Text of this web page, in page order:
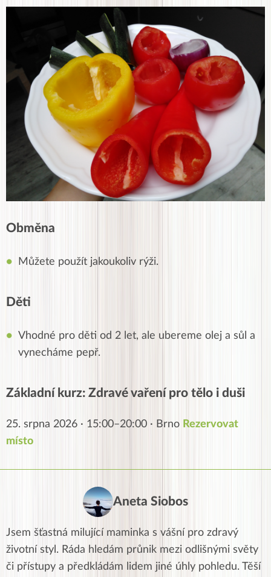
Obměna
Můžete použít jakoukoliv rýži.
Děti
Vhodné pro děti od 2 let, ale ubereme olej a sůl a
vynecháme pepř.
Základní kurz: Zdravé vaření pro tělo i duši
25. srpna 2026 · 15:00–20:00 · Brno Rezervovat
místo
Aneta Siobos
Jsem šťastná milující maminka s vášní pro zdravý
životní styl. Ráda hledám průnik mezi odlišnými světy
či přístupy a předkládám lidem jiné úhly pohledu. Těší